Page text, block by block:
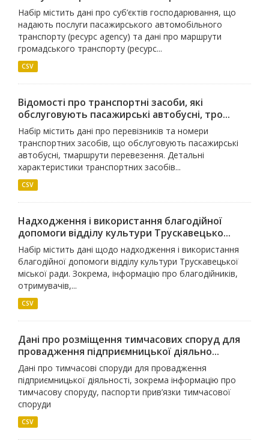
Набір містить дані про суб’єктів господарювання, що
надають послуги пасажирського автомобільного
транспорту (ресурс agency) та дані про маршрути
громадського транспорту (ресурс...
CSV
Відомості про транспортні засоби, які
обслуговують пасажирські автобусні, тро...
Набір містить дані про перевізників та номери
транспортних засобів, що обслуговують пасажирські
автобусні, тмаршрути перевезення. Детальні
характеристики транспортних засобів...
CSV
Надходження і використання благодійної
допомоги відділу культури Трускавецько...
Набір містить дані щодо надходження і використання
благодійної допомоги відділу культури Трускавецької
міської ради. Зокрема, інформацію про благодійників,
отримувачів,...
CSV
Дані про розміщення тимчасових споруд для
провадження підприємницької діяльно...
Дані про тимчасові споруди для провадження
підприємницької діяльності, зокрема інформацію про
тимчасову споруду, паспорти прив’язки тимчасової
споруди
CSV